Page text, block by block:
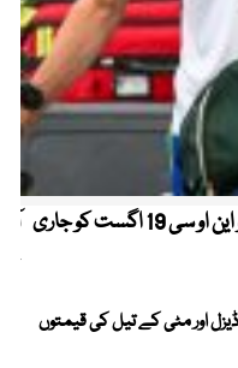
کیریبین پریمیئر لیگ ، قومی کرکٹرز کو این او سی 19 اگست کو جاری
اور مٹی کے تیل کی قیمتوں